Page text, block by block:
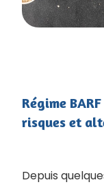
Régime
risques et
Depuis